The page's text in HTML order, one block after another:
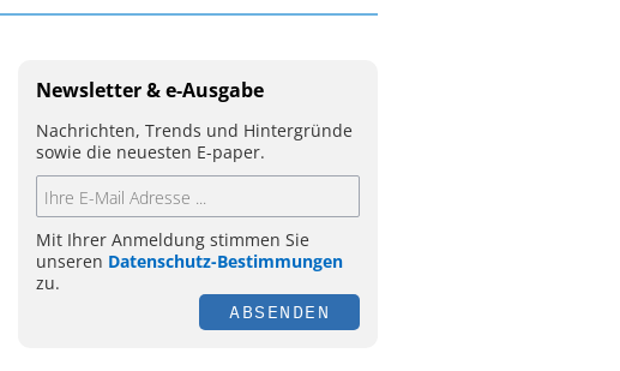
Newsletter & e-Ausgabe
Nachrichten, Trends und Hintergründe
sowie die neuesten E-paper.
Mit Ihrer Anmeldung stimmen Sie
unseren Datenschutz-Bestimmungen
zu.
ABSENDEN